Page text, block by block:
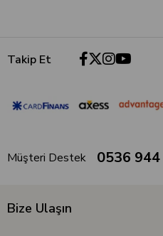
Takip Et
Müşteri Destek 0536
Bize Ulaşın